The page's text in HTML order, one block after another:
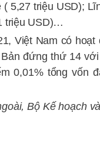
(5,27 triệu USD);
triệu USD)…
Việt Nam có hoạt
đứng thứ 14với
0,01% tổng vốn
Bộ Kế hoạch